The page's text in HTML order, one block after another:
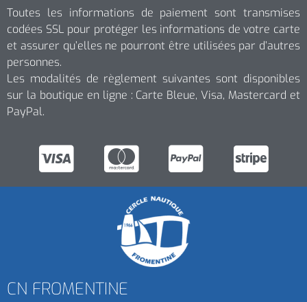
Toutes les informations de paiement sont transmises
codées SSL pour protéger les informations de votre carte
et assurer qu’elles ne pourront être utilisées par d’autres
personnes.
Les modalités de règlement suivantes sont disponibles
sur la boutique en ligne : Carte Bleue, Visa, Mastercard et
PayPal.
CN FROMENTINE